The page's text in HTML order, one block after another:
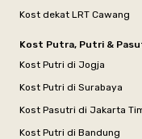
Kost dekat LRT Cawang
Kost Putra, Putri &
Kost Putri di Jogja
Kost Putri di Surabaya
Kost Pasutri di Jakarta
Kost Putri di Bandung